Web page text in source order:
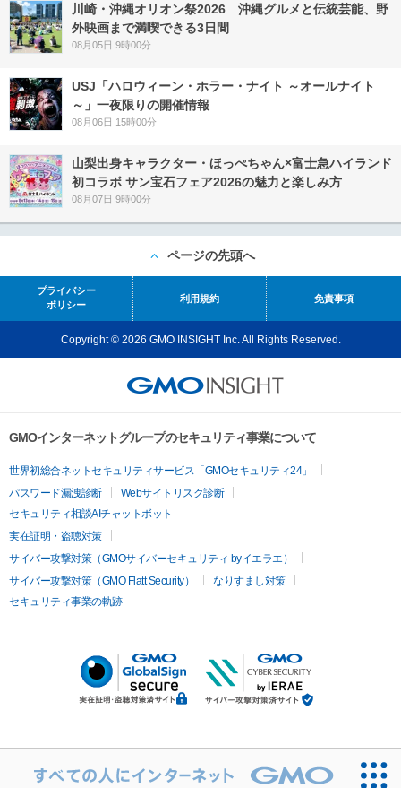
川崎・沖縄オリオン祭2026 沖縄グルメと伝統芸能、野
外映画まで満喫できる3日間
08月05日 9時00分
USJ「ハロウィーン・ホラー・ナイト ～オールナイト
～」一夜限りの開催情報
08月06日 15時00分
山梨出身キャラクター・ほっぺちゃん×富士急ハイランド
初コラボ サン宝石フェア2026の魅力と楽しみ方
08月07日 9時00分
ページの先頭へ
プライバシー
ポリシー
利用規約 免責事項
Copyright © 2026 GMO INSIGHT Inc. All Rights Reserved.
GMOインターネットグループのセキュリティ事業について
世界初総合ネットセキュリティサービス「GMOセキュリティ24」
パスワード漏洩診断
Webサイトリスク診断
セキュリティ相談AIチャットボット
実在証明・盗聴対策
サイバー攻撃対策（GMOサイバーセキュリティ byイエラエ）
サイバー攻撃対策（GMO Flatt Security）
なりすまし対策
セキュリティ事業の軌跡